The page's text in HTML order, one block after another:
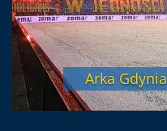
Arka